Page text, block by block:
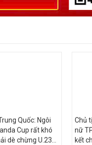
Quốc: Ngôi
Cup rất khó
dè chừng U.23
Chủ
nữ
kết